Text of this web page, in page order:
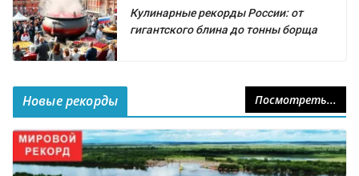
Кулинарные рекорды России: от
гигантского блина до тонны борща
Новые рекорды Посмотреть...